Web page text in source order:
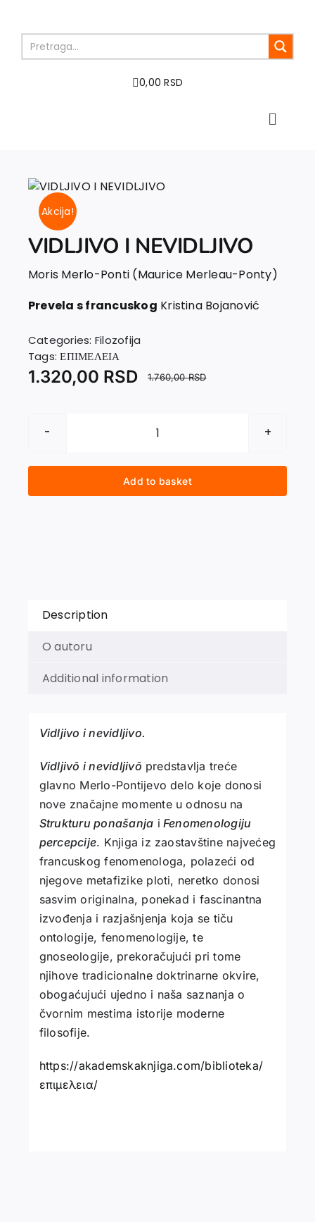
content
0,00 RSD
Toggle
Books
In preparation
Authors
News
EU PROJECTS
Akcija!
VIDLJIVO I NEVIDLJIVO
Moris Merlo-Ponti (Maurice Merleau-Ponty)
Prevela s francuskog Kristina Bojanović
Categories: Filozofija
Tags:ΕΠΙΜΕΛΕΙΑ
1.760,00RSD
1.320,00 RSD
VIDLJIVO
NEVIDLJIVO
quantity
Add to basket
Description
O autoru
Additional information
Vidljivo i nevidljivo.
Vidljivō i nevidljivō predstavlja treće
glavno Merlo-Pontijevo delo koje donosi
nove značajne momente u odnosu na
Strukturu ponašanja i Fenomenologiju
percepcije. Knjiga iz zaostavštine najvećeg
francuskog fenomenologa, polazeći od
njegove metafizike ploti, neretko donosi
sasvim originalna, ponekad i fascinantna
izvođenja i razjašnjenja koja se tiču
ontologije, fenomenologije, te
gnoseologije, prekoračujući pri tome
njihove tradicionalne doktrinarne okvire,
obogaćujući ujedno i naša saznanja o
čvornim mestima istorije moderne
filosofije.
https://akademskaknjiga.com/biblioteka/
επιμελεια/